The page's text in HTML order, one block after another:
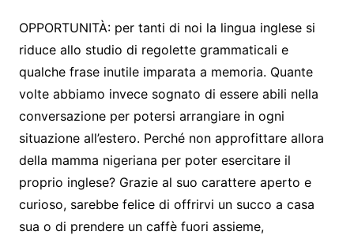
OPPORTUNITÀ: per tanti di noi la lingua inglese si
riduce allo studio di regolette grammaticali e
qualche frase inutile imparata a memoria. Quante
volte abbiamo invece sognato di essere abili nella
conversazione per potersi arrangiare in ogni
situazione all’estero. Perché non approfittare allora
della mamma nigeriana per poter esercitare il
proprio inglese? Grazie al suo carattere aperto e
curioso, sarebbe felice di offrirvi un succo a casa
sua o di prendere un caffè fuori assieme,